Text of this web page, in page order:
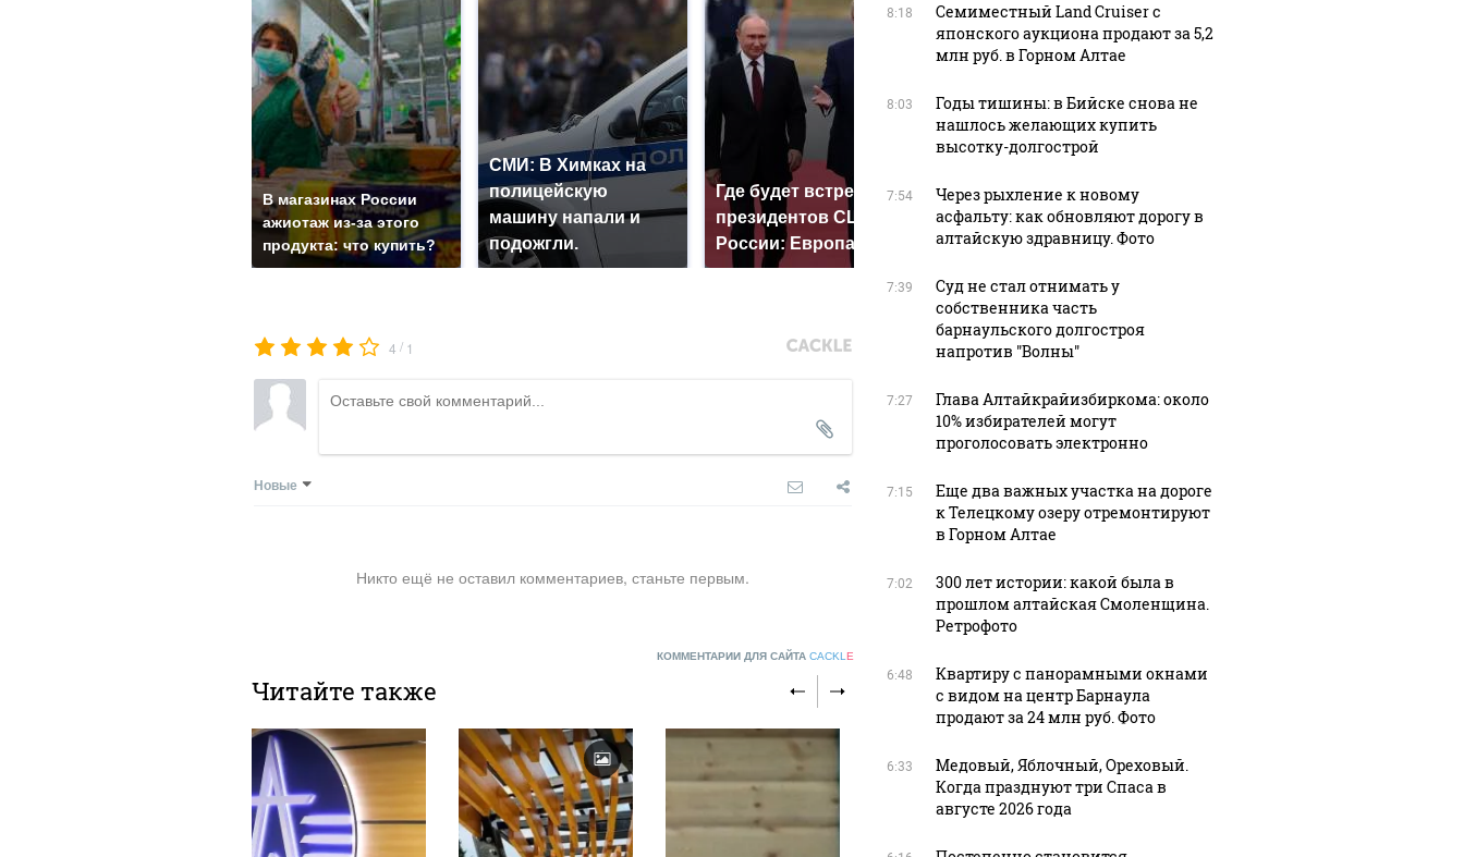
В магазинах России
ажиотаж из-за этого
продукта: что купить?
СМИ: В Химках на
полицейскую
машину напали и
подожгли.
Где будет встреча
президентов США и
России: Европа?
Такую зиму в России
никто не ждал: как
так?!
крушение вертолета на
4 / 1
Новые
Никто ещё не оставил комментариев, станьте первым.
КОММЕНТАРИИ ДЛЯ САЙТА CACKL E
Читайте также
8:18
Семиместный Land Cruiser с
японского аукциона продают за 5,2
млн руб. в Горном Алтае
8:03
Годы тишины: в Бийске снова не
нашлось желающих купить
высотку-долгострой
7:54
Через рыхление к новому
асфальту: как обновляют дорогу в
алтайскую здравницу. Фото
7:39
Суд не стал отнимать у
собственника часть
барнаульского долгостроя
напротив "Волны"
7:27
Глава Алтайкрайизбиркома: около
10% избирателей могут
проголосовать электронно
7:15
Еще два важных участка на дороге
к Телецкому озеру отремонтируют
в Горном Алтае
7:02
300 лет истории: какой была в
прошлом алтайская Смоленщина.
Ретрофото
6:48
Квартиру с панорамными окнами
с видом на центр Барнаула
продают за 24 млн руб. Фото
6:33
Медовый, Яблочный, Ореховый.
Когда празднуют три Спаса в
августе 2026 года